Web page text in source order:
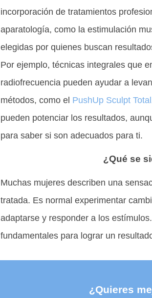
incorporación de tratamientos
aparatología, como la estimulación
elegidas por quienes buscan
Por ejemplo, técnicas integrales que
radiofrecuencia pueden ayudar a
métodos, como el PushUp Sculpt Total
pueden potenciar los resultados,
para saber si son adecuados para ti.
¿Qué se
Muchas mujeres describen una
tratada. Es normal experimentar
adaptarse y responder a los
fundamentales para lograr un
¿Quieres